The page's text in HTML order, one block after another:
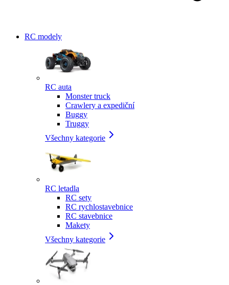
RC modely
RC auta
Monster truck
Crawlery a expediční
Buggy
Truggy
Všechny kategorie
RC letadla
RC sety
RC rychlostavebnice
RC stavebnice
Makety
Všechny kategorie